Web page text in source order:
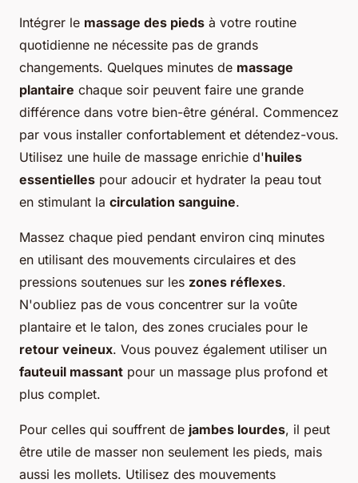
Intégrer le massage des pieds à votre routine
quotidienne ne nécessite pas de grands
changements. Quelques minutes de massage
plantaire chaque soir peuvent faire une grande
différence dans votre bien-être général. Commencez
par vous installer confortablement et détendez-vous.
Utilisez une huile de massage enrichie d'huiles
essentielles pour adoucir et hydrater la peau tout
en stimulant la circulation sanguine.
Massez chaque pied pendant environ cinq minutes
en utilisant des mouvements circulaires et des
pressions soutenues sur les zones réflexes.
N'oubliez pas de vous concentrer sur la voûte
plantaire et le talon, des zones cruciales pour le
retour veineux. Vous pouvez également utiliser un
fauteuil massant pour un massage plus profond et
plus complet.
Pour celles qui souffrent de jambes lourdes, il peut
être utile de masser non seulement les pieds, mais
aussi les mollets. Utilisez des mouvements